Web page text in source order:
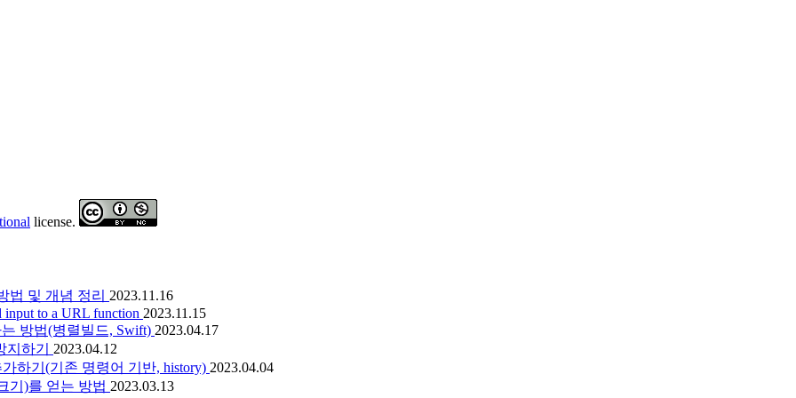
license.
법 및 개념 정리 2023.11.16
input to a URL function 2023.11.15
방법(병렬빌드, Swift) 2023.04.17
지하기 2023.04.12
하기(기존 명령어 기반, history) 2023.04.04
기)를 얻는 방법 2023.03.13